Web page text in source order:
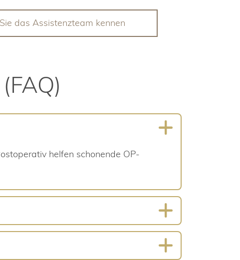
das Assistenzteam kennen
helfen schonende OP-